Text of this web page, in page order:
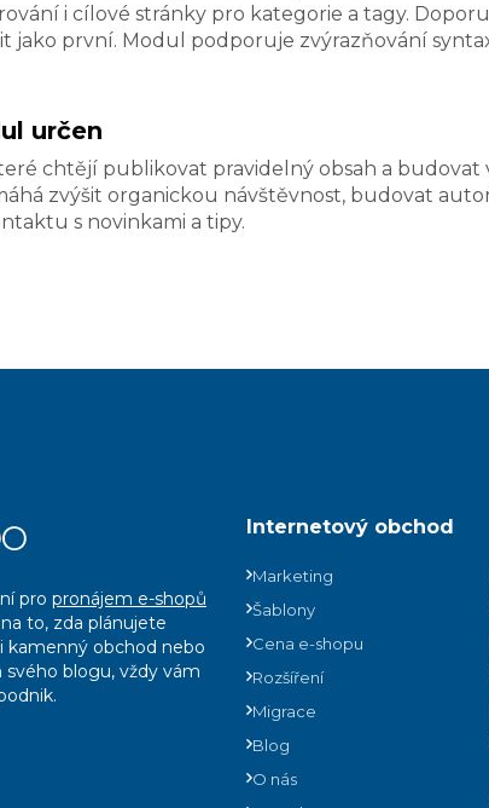
i cílové stránky pro kategorie a tagy.
jako první. Modul podporuje zvýrazňování
určen
chtějí publikovat pravidelný obsah a budovat
zvýšit organickou návštěvnost, budovat
s novinkami a tipy.
pro pronájem e-shopů
to, zda plánujete
obchod nebo
blogu, vždy vám
Internetový obchod
Marketing
Šablony
Cena e-shopu
Rozšíření
Migrace
Blog
O nás